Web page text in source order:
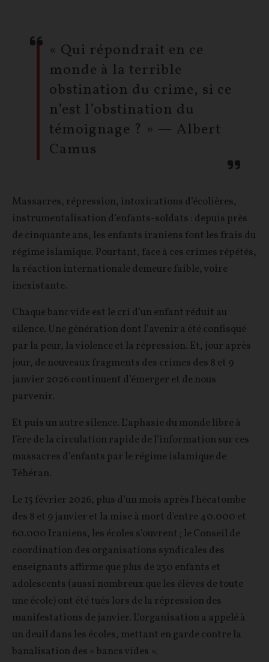
« Qui répondrait en ce
monde à la terrible
obstination du crime, si ce
n’est l’obstination du
témoignage ? » — Albert
Camus
Massacres, répression, intoxications d’écolières,
instrumentalisation d’enfants-soldats : depuis près
de cinquante ans, les enfants iraniens font les frais du
régime islamique. Pourtant, face à ces crimes répétés,
la réaction internationale demeure faible, voire
inexistante.
Chaque banc vide est le cri d’un enfant réduit au
silence. Une génération dont l’avenir a été confisqué
par la peur, la violence et la répression. Et, jour après
jour, de nouveaux fragments des crimes des 8 et 9
janvier 2026 continuent d’émerger et de nous
parvenir.
Et puis un autre silence. L’aphasie du monde libre à
l’ère de la circulation rapide de l’information sur ces
massacres d’enfants par le régime islamique de
Téhéran.
Le 15 février 2026, plus d’un mois après l'hécatombe
des 8 et 9 janvier et la mise à mort d'entre 40.000 et
60.000 Iraniens, les écoles s’ouvrent ; le Conseil de
coordination des organisations syndicales des
enseignants affirme que plus de 230 enfants et
adolescents (aussi nombreux que les élèves de toute
une école) ont été tués lors de la répression des
manifestations de janvier. L’organisation a appelé à
un deuil dans les écoles, mettant en garde contre la
banalisation des « bancs vides ».